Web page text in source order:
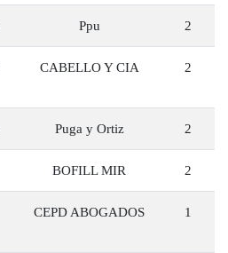
Ppu 2
CABELLO Y CIA 2
Puga y Ortiz 2
BOFILL MIR 2
CEPD ABOGADOS 1